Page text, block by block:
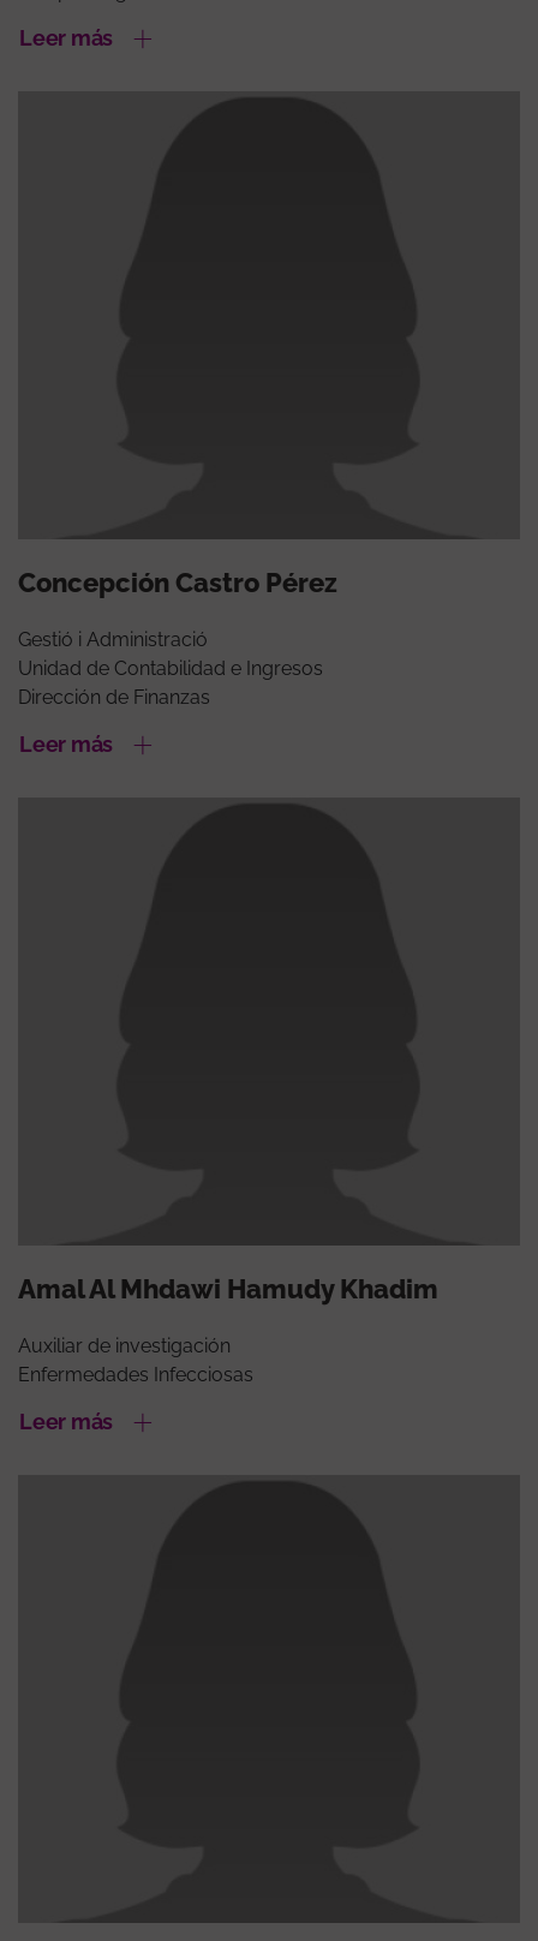
Leer más
Concepción Castro Pérez
Gestió i Administració
Unidad de Contabilidad e Ingresos
Dirección de Finanzas
Leer más
Amal Al Mhdawi Hamudy Khadim
Auxiliar de investigación
Enfermedades Infecciosas
Leer más